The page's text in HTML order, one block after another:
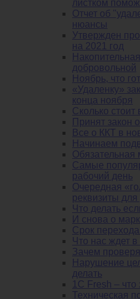
листком
Отчет об
нюансы
Утвержден
на 2021 год
добровольной
Ноябрь, что
«Удаленку»
конца ноября
Сколько стоит
Принят закон
Все о ККТ в
Начинаем
Обязательная
Самые
рабочий день
Очередная
реквизиты
Что делать
И снова о
Срок
Что нас ждет
Зачем
Нарушение
делать
1С Fresh – что
Техническая